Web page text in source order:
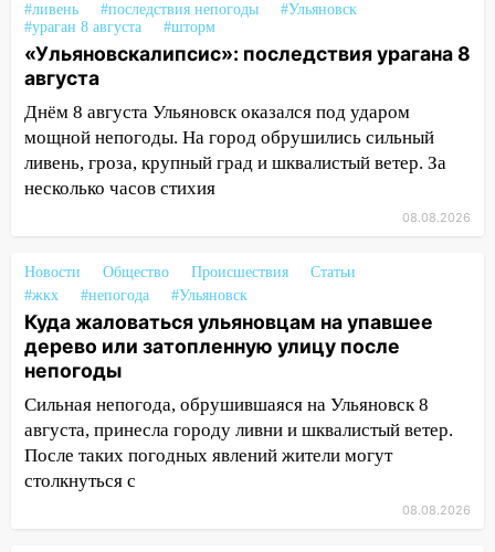
ветром вырвало дерево с корнем
13:46 Сильный ветер сорвал крышу с
СТО на проспекте Созидателей
13:35 Непогода продолжает бить по
транспорту: в Ульяновске трамвай
сошёл с рельсов
13:17
Непогода в Ульяновске не
закончится сегодня: сильные ливни
сохранятся 9 августа
13:15 Трижды «брал в долг» без спроса:
житель Вешкаймского района похитил у
знакомого 191 тысячу рублей
13:14 Ураган оторвал светофор на
проспекте Филатова в Ульяновске
Дерево пробило крышу дома на
#ливень
#последствия непогоды
#Ульяновск
#ураган 8 августа
#шторм
«Ульяновскалипсис»: последствия урагана 8
августа
Днём 8 августа Ульяновск оказался под ударом
мощной непогоды. На город обрушились сильный
ливень, гроза, крупный град и шквалистый ветер. За
несколько часов стихия
08.08.2026
Новости Общество Происшествия
Статьи
#жкх
#непогода #Ульяновск
Куда жаловаться ульяновцам на упавшее
дерево или затопленную улицу после
непогоды
Сильная непогода, обрушившаяся на Ульяновск 8
августа, принесла городу ливни и шквалистый ветер.
После таких погодных явлений жители могут
столкнуться с
08.08.2026